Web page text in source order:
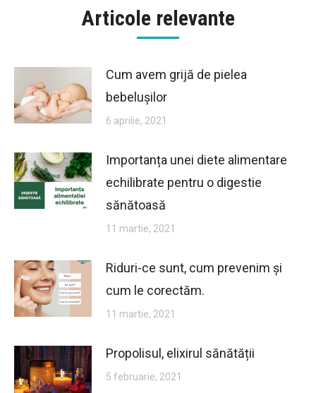
Articole relevante
Cum avem grijă de pielea
bebelușilor
6 aprilie, 2021
Importanța unei diete alimentare
echilibrate pentru o digestie
sănătoasă
11 martie, 2021
Riduri-ce sunt, cum prevenim și
cum le corectăm.
11 martie, 2021
Propolisul, elixirul sănătății
5 februarie, 2021